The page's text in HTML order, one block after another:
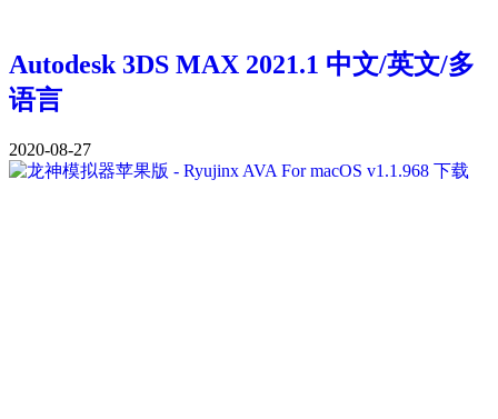
Autodesk 3DS MAX 2021.1 中文/英文/多
语言
2020-08-27